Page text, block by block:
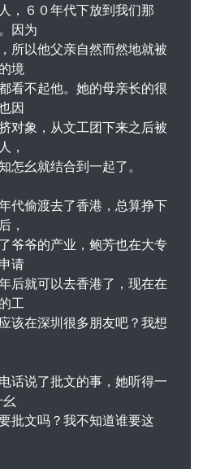
６０年代下放到我们那
因为
所以他父亲自然而然地就被
境
看不起他。她的母亲长的很
因
对象，从文工团下来之后被
，
怎幺就结合到一起了。
偷渡去了香港，总算挣下
，
爷爷的产业，鲍芳也在大专
请
后就可以去香港了，现在在
工
该在深圳很多朋友吧？我想
说了批文的事，她听得一
批文吗？我不知道谁要这